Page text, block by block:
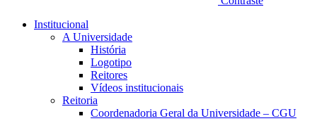
Institucional
A Universidade
História
Logotipo
Reitores
Vídeos institucionais
Reitoria
Coordenadoria Geral da Universidade – CGU